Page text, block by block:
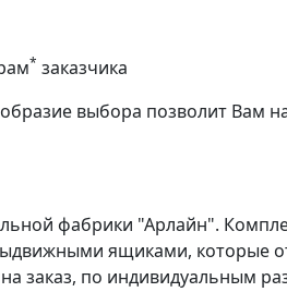
* заказчика
выбора позволит Вам
фабрики "Арлайн".
ящиками, которые
заказ, по индивидуальным